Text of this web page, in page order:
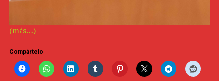
(más…)
Compártelo: